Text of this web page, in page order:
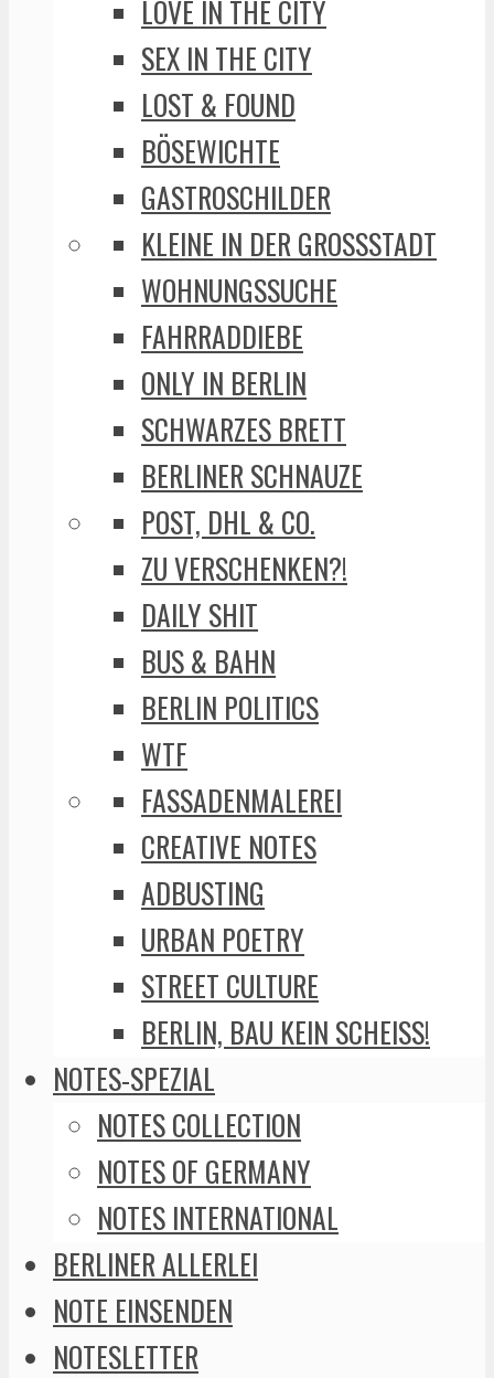
LOVE IN THE CITY
SEX IN THE CITY
LOST & FOUND
BÖSEWICHTE
GASTROSCHILDER
KLEINE IN DER GROSSSTADT
WOHNUNGSSUCHE
FAHRRADDIEBE
ONLY IN BERLIN
SCHWARZES BRETT
BERLINER SCHNAUZE
POST, DHL & CO.
ZU VERSCHENKEN?!
DAILY SHIT
BUS & BAHN
BERLIN POLITICS
WTF
FASSADENMALEREI
CREATIVE NOTES
ADBUSTING
URBAN POETRY
STREET CULTURE
BERLIN, BAU KEIN SCHEISS!
NOTES-SPEZIAL
NOTES COLLECTION
NOTES OF GERMANY
NOTES INTERNATIONAL
BERLINER ALLERLEI
NOTE EINSENDEN
NOTESLETTER